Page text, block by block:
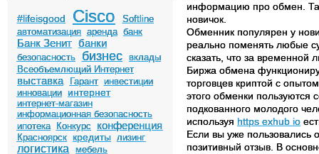
#lifeisgood Cisco
Softline
автоматизация аренда банк
Банк Зенит банки
безопасность бизнес
вклады
Всеобъемлющий Интернет
выставка Гарант инвестиции
инновации
интернет
интернет-магазин
информационная безопасность
ипотека
Конкурс конференция
Красноярск кредиты лизинг
логистика
мебель
информацию про обмен.
новичок.
Обменник популярен у
реально поменять любые
сказать, что за временной
Биржа обмена
торговцев криптой с
этого обменки пользуются
подкованного молодого
используя https exhub io
Если вы уже пользовались
позитивный отзыв. В